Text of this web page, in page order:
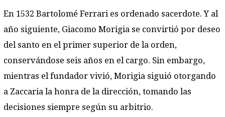
En 1532 Bartolomé Ferrari es ordenado sacerdote. Y al
año siguiente, Giacomo Morigia se convirtió por deseo
del santo en el primer superior de la orden,
conservándose seis años en el cargo. Sin embargo,
mientras el fundador vivió, Morigia siguió otorgando
a Zaccaria la honra de la dirección, tomando las
decisiones siempre según su arbitrio.